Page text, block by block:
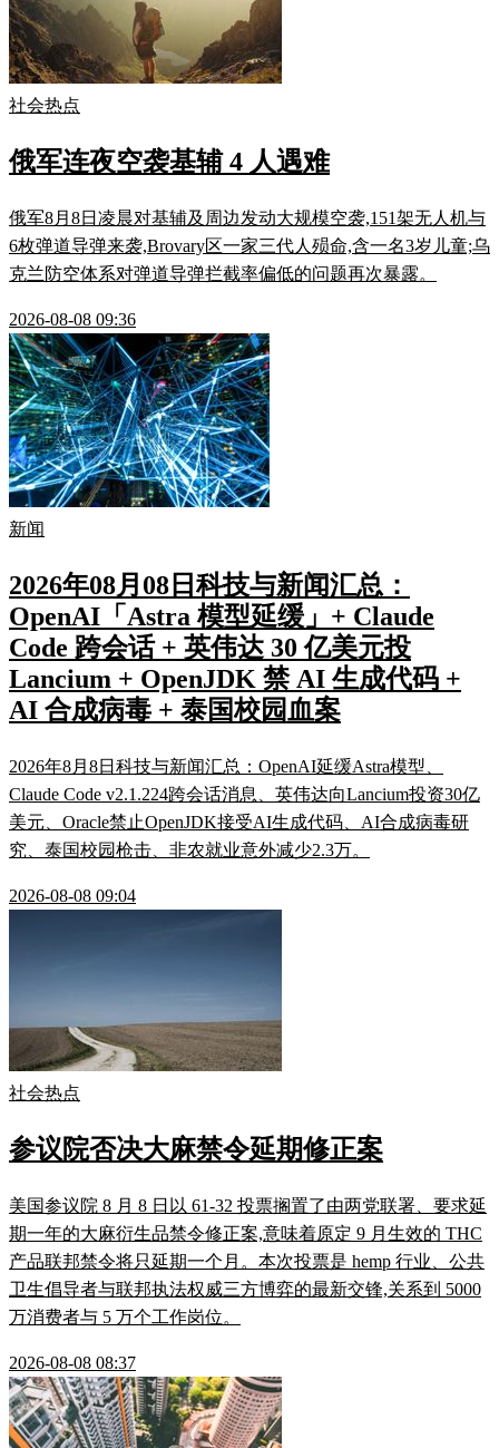
社会热点
俄军连夜空袭基辅 4 人遇难
俄军8月8日凌晨对基辅及周边发动大规模空袭,151架无人机与
6枚弹道导弹来袭,Brovary区一家三代人殒命,含一名3岁儿童;乌
克兰防空体系对弹道导弹拦截率偏低的问题再次暴露。
2026-08-08 09:36
新闻
2026年08月08日科技与新闻汇总：
OpenAI「Astra 模型延缓」+ Claude
Code 跨会话 + 英伟达 30 亿美元投
Lancium + OpenJDK 禁 AI 生成代码 +
AI 合成病毒 + 泰国校园血案
2026年8月8日科技与新闻汇总：OpenAI延缓Astra模型、
Claude Code v2.1.224跨会话消息、英伟达向Lancium投资30亿
美元、Oracle禁止OpenJDK接受AI生成代码、AI合成病毒研
究、泰国校园枪击、非农就业意外减少2.3万。
2026-08-08 09:04
社会热点
参议院否决大麻禁令延期修正案
美国参议院 8 月 8 日以 61-32 投票搁置了由两党联署、要求延
期一年的大麻衍生品禁令修正案,意味着原定 9 月生效的 THC
产品联邦禁令将只延期一个月。本次投票是 hemp 行业、公共
卫生倡导者与联邦执法权威三方博弈的最新交锋,关系到 5000
万消费者与 5 万个工作岗位。
2026-08-08 08:37